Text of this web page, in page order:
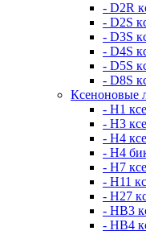
- D2R
- D2S
- D3S
- D4S
- D5S
- D8S
Ксеноновые
- H1
- H3
- H4
- H4
- H7
- H11
- H27
- HB3
- HB4